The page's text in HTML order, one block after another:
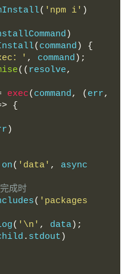
( 'npm i' )
)
( command )
{
：' , command );
(( resolve,
exec( command, ( err,
{
)
on( 'data' ,
async
成时
( 'packages
( '\n' , data);
. stdout )